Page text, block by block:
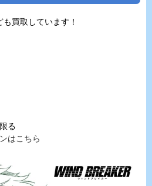
買取しています！
る
はこちら